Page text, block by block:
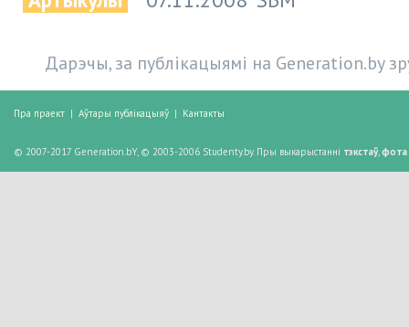
Дарэчы, за публікацыямі на Generation.by
Пра праект | Аўтары публікацыяў | Кантакты
© 2007-2017 Generation.bY, © 2003-2006 Studenty.by. Пры выкарыстанні тэкстаў,фота